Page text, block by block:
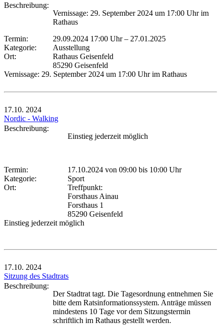
Beschreibung:
Vernissage: 29. September 2024 um 17:00 Uhr im
Rathaus
Termin:
29.09.2024 17:00 Uhr– 27.01.2025
Kategorie:
Ausstellung
Ort:
Rathaus Geisenfeld
85290 Geisenfeld
Vernissage: 29. September 2024 um 17:00 Uhr im Rathaus
17.10. 2024
Nordic - Walking
Beschreibung:
Einstieg jederzeit möglich
Termin: 17.10.2024 von 09:00 bis 10:00 Uhr
Kategorie:
Sport
Ort:
Treffpunkt:
Forsthaus Ainau
Forsthaus 1
85290 Geisenfeld
Einstieg jederzeit möglich
17.10. 2024
Sitzung des Stadtrats
Beschreibung:
Der Stadtrat tagt. Die Tagesordnung entnehmen Sie
bitte dem Ratsinformationssystem. Anträge müssen
mindestens 10 Tage vor dem Sitzungstermin
schriftlich im Rathaus gestellt werden.